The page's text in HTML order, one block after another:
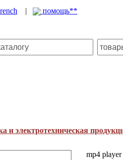
| помощь**
и электротехническая
mp4 player